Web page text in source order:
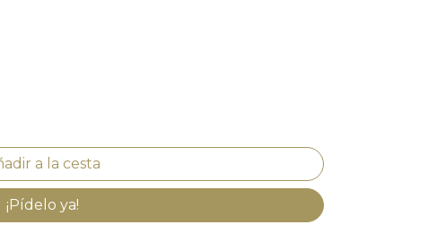
¡Pídelo ya!